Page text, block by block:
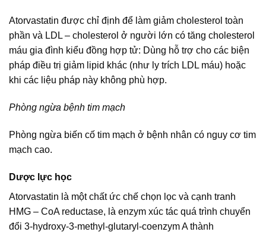
Atorvastatin được chỉ định để làm giảm cholesterol toàn
phần và LDL – cholesterol ở người lớn có tăng cholesterol
máu gia đình kiểu đồng hợp tử: Dùng hỗ trợ cho các biện
pháp điều trị giảm lipid khác (như ly trích LDL máu) hoặc
khi các liệu pháp này không phù hợp.
Phòng ngừa bệnh tim mạch
Phòng ngừa biến cố tim mạch ở bệnh nhân có nguy cơ tim
mạch cao.
Dược lực học
Atorvastatin là một chất ức chế chọn lọc và cạnh tranh
HMG – CoA reductase, là enzym xúc tác quá trình chuyển
đổi 3-hydroxy-3-methyl-glutaryl-coenzym A thành